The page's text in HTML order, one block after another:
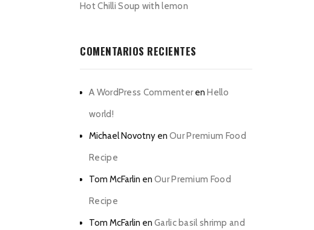
Hot Chilli Soup with lemon
COMENTARIOS RECIENTES
A WordPress CommenterenHello
world!
Michael Novotny en Our Premium Food
Recipe
Tom McFarlin en Our Premium Food
Recipe
Tom McFarlin en Garlic basil shrimp and